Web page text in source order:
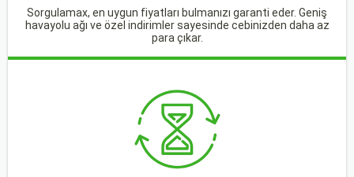
Sorgulamax, en uygun fiyatları bulmanızı garanti eder. Geniş
havayolu ağı ve özel indirimler sayesinde cebinizden daha az
para çıkar.